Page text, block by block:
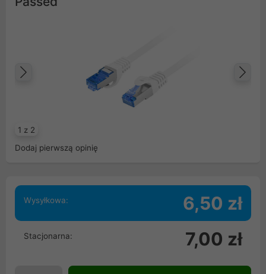
1 z 2
Poprzedni
Dodaj pierwszą opinię
Wysyłkowa: 6,50 zł
Stacjonarna: 7,00 zł